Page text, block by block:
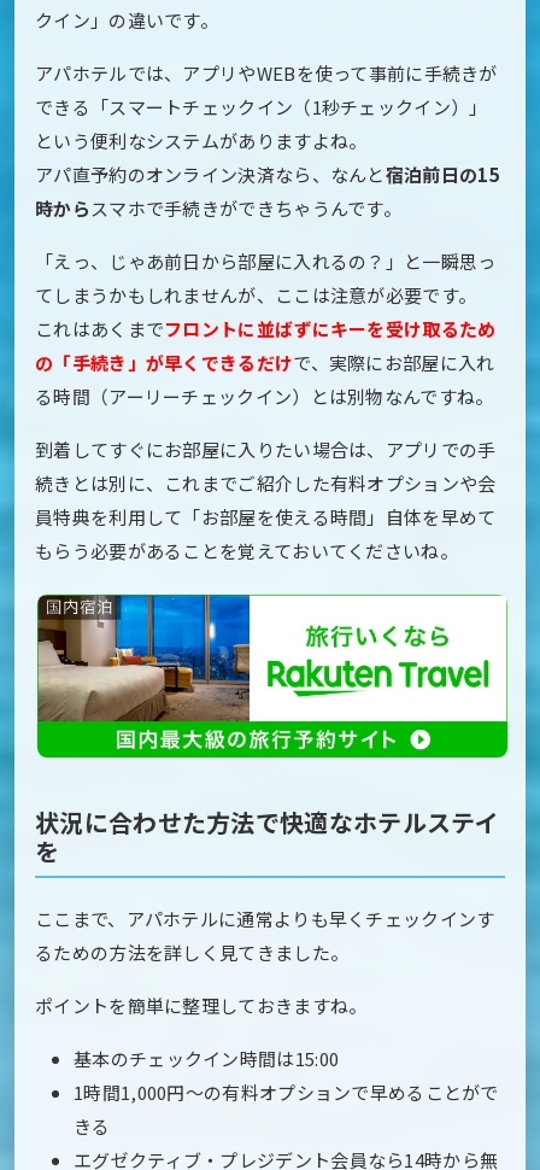
クイン」の違いです。
アパホテルでは、アプリやWEBを使って事前に手続きが
できる「スマートチェックイン（1秒チェックイン）」
という便利なシステムがありますよね。
アパ直予約のオンライン決済なら、なんと宿泊前日の15
時からスマホで手続きができちゃうんです。
「えっ、じゃあ前日から部屋に入れるの？」と一瞬思っ
てしまうかもしれませんが、ここは注意が必要です。
これはあくまでフロントに並ばずにキーを受け取るため
の「手続き」が早くできるだけで、実際にお部屋に入れ
る時間（アーリーチェックイン）とは別物なんですね。
到着してすぐにお部屋に入りたい場合は、アプリでの手
続きとは別に、これまでご紹介した有料オプションや会
員特典を利用して「お部屋を使える時間」自体を早めて
もらう必要があることを覚えておいてくださいね。
状況に合わせた方法で快適なホテルステイ
を
ここまで、アパホテルに通常よりも早くチェックインす
るための方法を詳しく見てきました。
ポイントを簡単に整理しておきますね。
基本のチェックイン時間は15:00
1時間1,000円〜の有料オプションで早めることがで
きる
エグゼクティブ・プレジデント会員なら14時から無